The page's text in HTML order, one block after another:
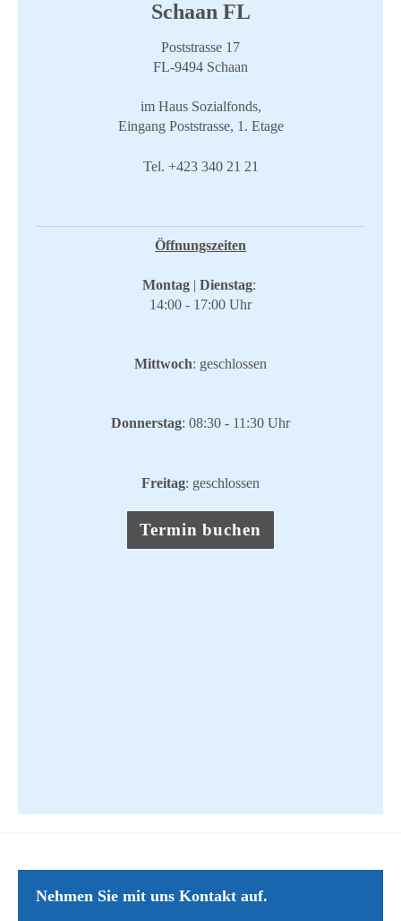
Schaan FL
Poststrasse 17
FL-9494 Schaan
im Haus Sozialfonds,
Eingang Poststrasse, 1. Etage
​Tel. +423 340 21 21
Öffnungszeiten
Montag | Dienstag:
​14:00 - 17:00 Uhr
Mittwoch: geschlossen
Donnerstag: 08:30 - 11:30 Uhr​
Freitag: geschlossen​​
Termin buchen
Nehmen Sie mit uns ​​Kontakt auf.